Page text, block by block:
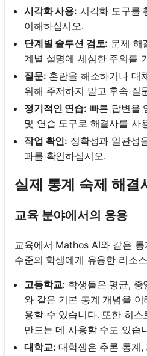
시각화 사용: 시각화 도구를
이해하십시오.
단계별 솔루션 검토: 문제 해
계별 설명에 세심한 주의를
질문: 혼란을 해소하거나 대
위해 주저하지 말고 후속 질
정기적인 연습: 빠른 답변을
및 연습 도구로 해결사를 사
작업 확인: 정확성과 일관성
과를 확인하십시오.
실제 통계 숙제 해결
교육 분야에서의 응용
교육에서 Mathos AI와 같은
수준의 학생에게 유용한 리소
고등학교: 학생들은 평균,
와 같은 기본 통계 개념을
용할 수 있습니다. 또한 히
만드는 데 사용할 수도 있습
대학교: 대학생은 추론 통계,